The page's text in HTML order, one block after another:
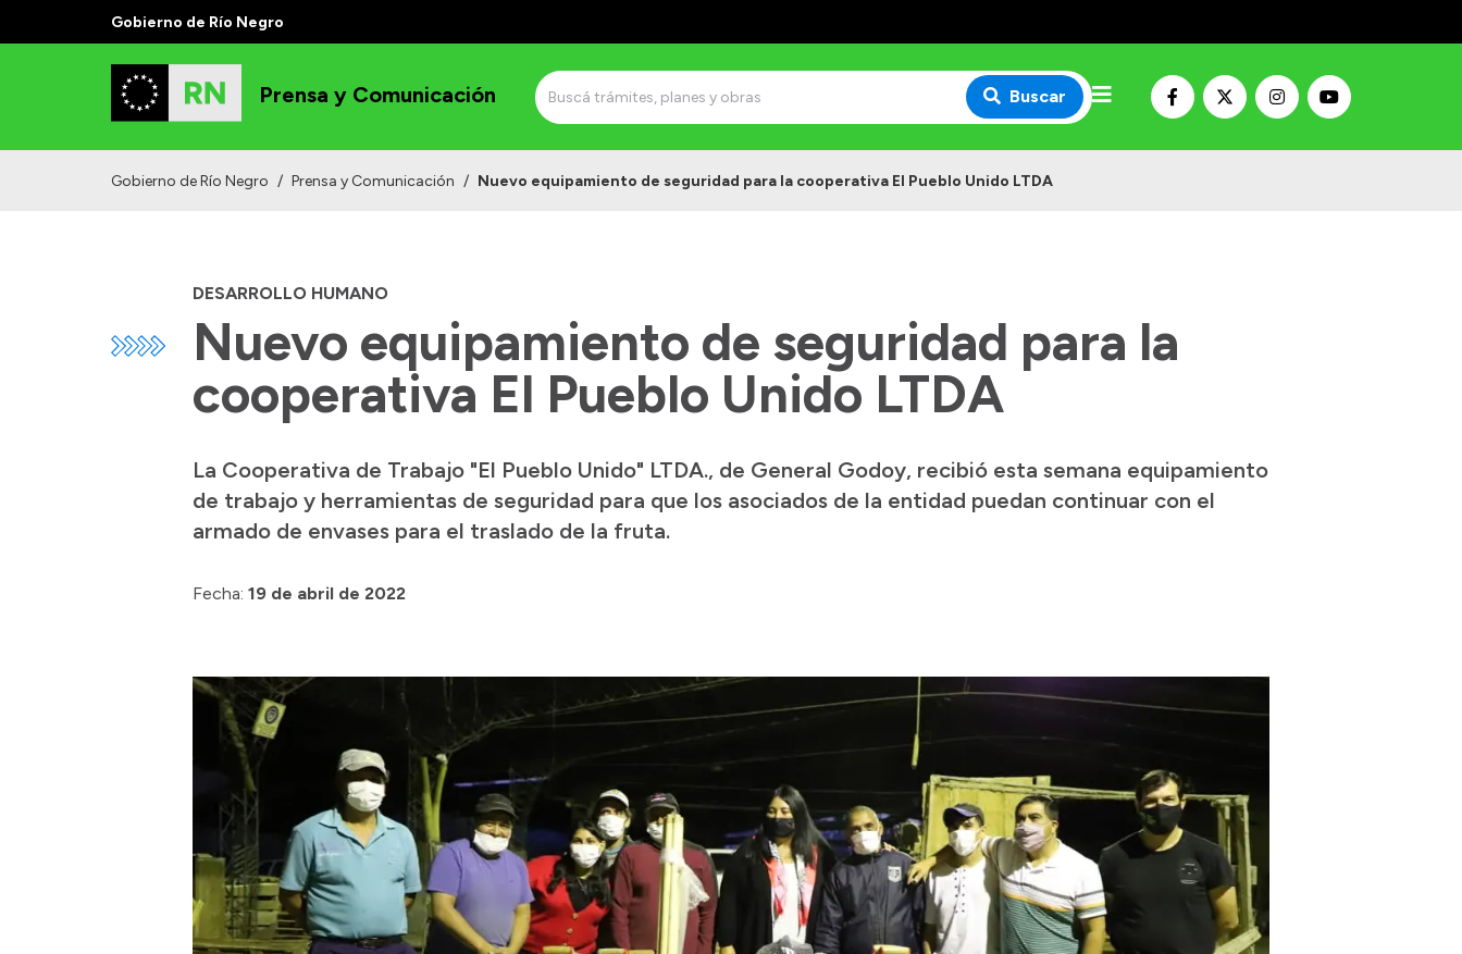
Gobierno de Río Negro
Prensa y Comunicación Buscar
Gobierno de Río Negro / Prensa y Comunicación / Nuevo equipamiento de seguridad para la cooperativa El Pueblo Unido LTDA
DESARROLLO HUMANO
Nuevo equipamiento de seguridad para la
cooperativa El Pueblo Unido LTDA
La Cooperativa de Trabajo "El Pueblo Unido" LTDA., de General Godoy, recibió esta semana equipamiento
de trabajo y herramientas de seguridad para que los asociados de la entidad puedan continuar con el
armado de envases para el traslado de la fruta.
Fecha: 19 de abril de 2022